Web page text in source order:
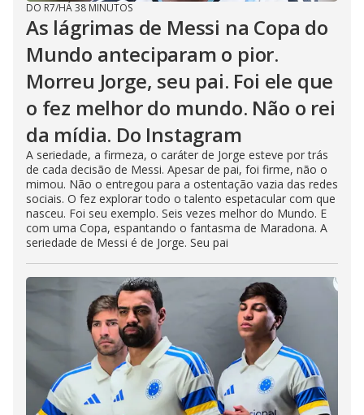
DO R7/HÁ 38 MINUTOS
As lágrimas de Messi na Copa do
Mundo anteciparam o pior.
Morreu Jorge, seu pai. Foi ele que
o fez melhor do mundo. Não o rei
da mídia. Do Instagram
A seriedade, a firmeza, o caráter de Jorge esteve por trás
de cada decisão de Messi. Apesar de pai, foi firme, não o
mimou. Não o entregou para a ostentação vazia das redes
sociais. O fez explorar todo o talento espetacular com que
nasceu. Foi seu exemplo. Seis vezes melhor do Mundo. E
com uma Copa, espantando o fantasma de Maradona. A
seriedade de Messi é de Jorge. Seu pai